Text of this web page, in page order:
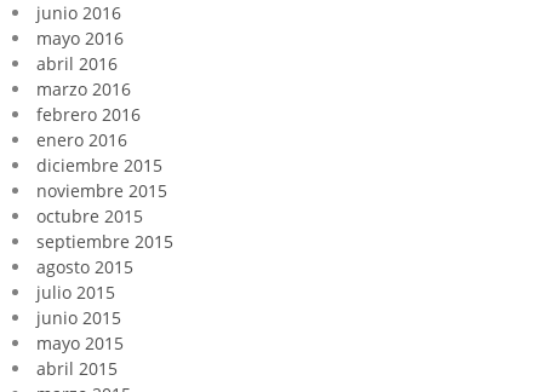
junio 2016
mayo 2016
abril 2016
marzo 2016
febrero 2016
enero 2016
diciembre 2015
noviembre 2015
octubre 2015
septiembre 2015
agosto 2015
julio 2015
junio 2015
mayo 2015
abril 2015